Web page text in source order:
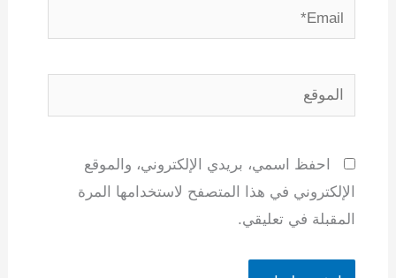
Email*
الموقع
احفظ اسمي، بريدي الإلكتروني، والموقع
الإلكتروني في هذا المتصفح لاستخدامها المرة
المقبلة في تعليقي.